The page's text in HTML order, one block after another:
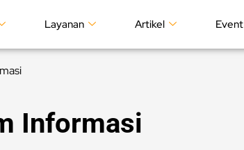
Layanan Artikel Event
Informasi